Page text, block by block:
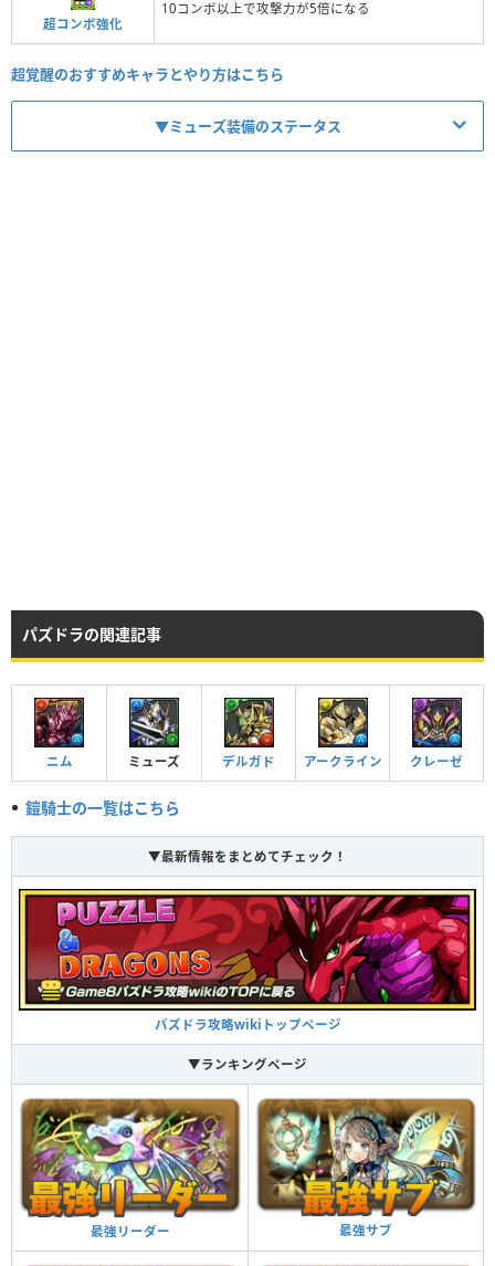
超コンボ強化
10コンボ以上で攻撃力が5倍になる
超覚醒のおすすめキャラとやり方はこちら
▼ミューズ装備のステータス
Lv99
攻撃力 回復力
Lv99 4298 1730 437
つけられる潜在キラー
ブルークレスト ターン数：15→6
1ターンの間、チーム内の水属性1体につき回復力が上昇。7ターンの間、神
と体力タイプの攻撃力が2.5倍。
覚醒スキル 効果
パズドラの関連記事
ニム ミューズ デルガド アークライン クレーゼ
鎧騎士の一覧はこちら
▼最新情報をまとめてチェック！
パズドラ攻略wikiトップページ
▼ランキングページ
最強リーダー 最強サブ